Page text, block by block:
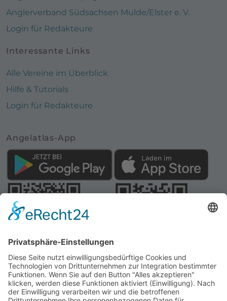
Anglerverband Südsachsen Mulde/Elster e. V.
Login für Redakteure
Interessante Links
Alle Vereine im Überblick
Hilfe & Tutorials
Login für Redakteure
Angelatlas-App
Webseite:Angelatlas Sachsen